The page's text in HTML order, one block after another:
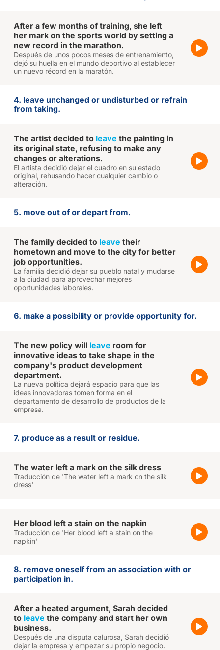
After a few months of training, she left
her mark on the sports world by setting a
new record in the marathon.
Después de unos pocos meses de entrenamiento,
dejó su huella en el mundo deportivo al establecer
un nuevo récord en la maratón.
4. leave unchanged or undisturbed or refrain
from taking.
The artist decided to leave the painting in
its original state, refusing to make any
changes or alterations.
El artista decidió dejar el cuadro en su estado
original, rehusando hacer cualquier cambio o
alteración.
5. move out of or depart from.
The family decided to leave their
hometown and move to the city for better
job opportunities.
La familia decidió dejar su pueblo natal y mudarse
a la ciudad para aprovechar mejores
oportunidades laborales.
6. make a possibility or provide opportunity for.
The new policy will leave room for
innovative ideas to take shape in the
company's product development
department.
La nueva política dejará espacio para que las
ideas innovadoras tomen forma en el
departamento de desarrollo de productos de la
empresa.
7. produce as a result or residue.
The water left a mark on the silk dress
Traducción de 'The water left a mark on the silk
dress'
Her blood left a stain on the napkin
Traducción de 'Her blood left a stain on the
napkin'
8. remove oneself from an association with or
participation in.
After a heated argument, Sarah decided
to leave the company and start her own
business.
Después de una disputa calurosa, Sarah decidió
dejar la empresa y empezar su propio negocio.